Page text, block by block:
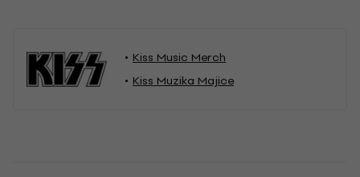
Kiss Music Merch
Kiss Muzika Majice